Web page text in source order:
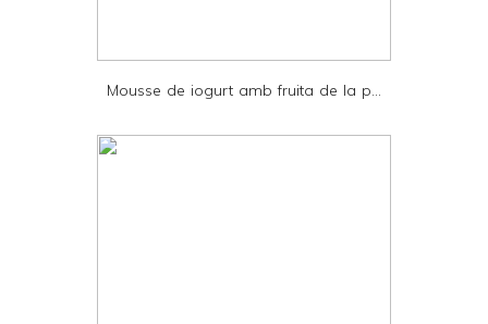
Mousse de iogurt amb fruita de la p...